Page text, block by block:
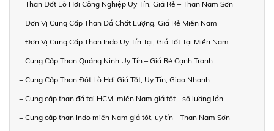
+ Than Đốt Lò Hơi Công Nghiệp Uy Tín, Giá Rẻ – Than Nam Sơn
+ Đơn Vị Cung Cấp Than Đá Chất Lượng, Giá Rẻ Miền Nam
+ Đơn Vị Cung Cấp Than Indo Uy Tín Tại, Giá Tốt Tại Miền Nam
+ Cung Cấp Than Quảng Ninh Uy Tín – Giá Rẻ Cạnh Tranh
+ Cung Cấp Than Đốt Lò Hơi Giá Tốt, Uy Tín, Giao Nhanh
+ Cung cấp than đá tại HCM, miền Nam giá tốt - số lượng lớn
+ Cung cấp than Indo miền Nam giá tốt, uy tín - Than Nam Sơn